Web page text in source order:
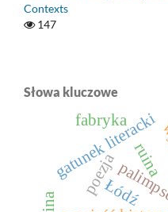
Contexts
147
Słowa kluczowe
ruina
poezja
gatunek literacki
Łódź
fabryka